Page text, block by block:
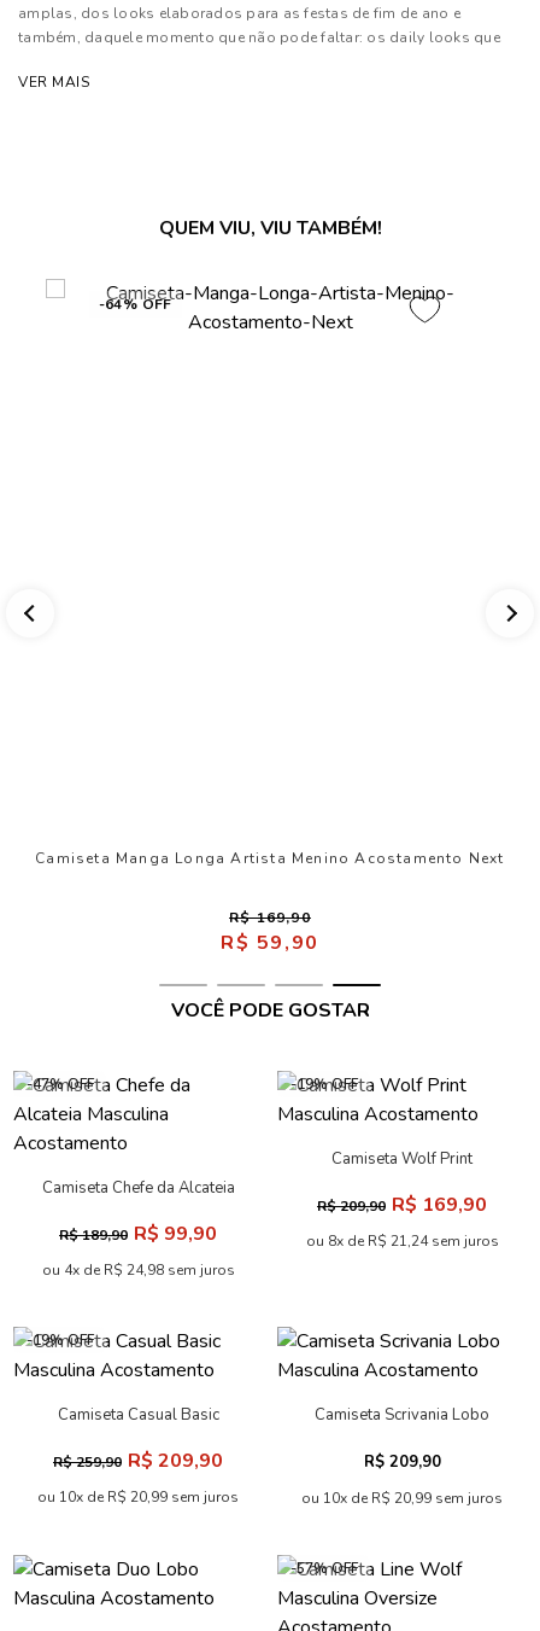
amplas, dos looks elaborados para as festas de fim de ano e
também, daquele momento que não pode faltar: os daily looks que
VER MAIS
QUEM VIU, VIU TAMBÉM!
-64% OFF
Camiseta Manga Longa Artista Menino Acostamento Next
R$ 169,90
R$ 59,90
VOCÊ PODE GOSTAR
-47% OFF
Camiseta Chefe da Alcateia
R$ 189,90 R$ 99,90
ou 4x de R$ 24,98 sem juros
-19% OFF
Camiseta Wolf Print
R$ 209,90 R$ 169,90
ou 8x de R$ 21,24 sem juros
-19% OFF
Camiseta Casual Basic
R$ 259,90 R$ 209,90
ou 10x de R$ 20,99 sem juros
Camiseta Scrivania Lobo
R$ 209,90
ou 10x de R$ 20,99 sem juros
-57% OFF